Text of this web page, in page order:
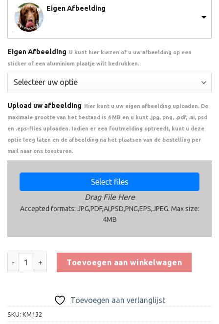
Eigen Afbeelding
Eigen Afbeelding U kunt hier kiezen of u uw afbeelding op een
sticker of een aluminium plaatje wilt bedrukken.
Upload uw afbeelding Hier kunt u uw eigen afbeelding uploaden. De
maximale grootte van het bestand is 4 MB en u kunt .jpg, png, .pdf, .ai, psd
en .eps-files uploaden. Indien er een foutmelding optreedt, kunt u deze
optie leeg laten en de afbeelding na het plaatsen van de bestelling per
mail naar ons toesturen.
Select files
Drag File Here
Accepted formats: JPG,PDF,AI,PSD,PNG,EPS,JPEG. Max size:
4MB
Toevoegen aan winkelwagen
Toevoegen aan verlanglijst
SKU: KM132